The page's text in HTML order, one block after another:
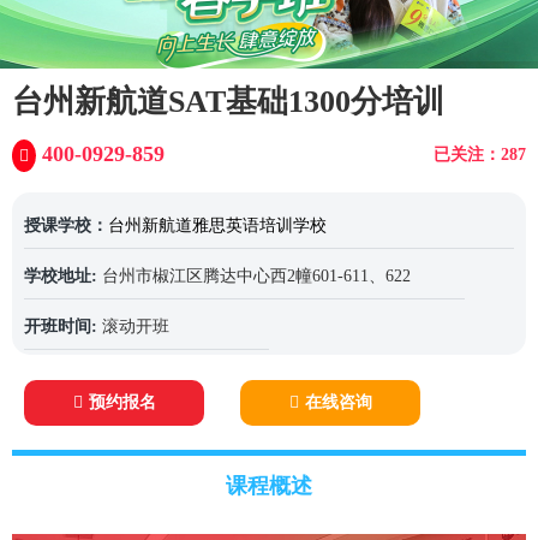
台州新航道SAT基础1300分培训
已关注：287
400-0929-859
授课学校： 台州新航道雅思英语培训学校
学校地址: 台州市椒江区腾达中心西2幢601-611、622
开班时间: 滚动开班
预约报名 在线咨询
课程概述